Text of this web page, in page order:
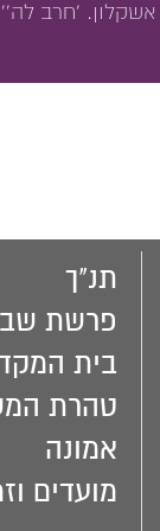
אשקלון. 'חרב
תנ"ך
פרשת
בית
טהרת
אמונה
מועדים